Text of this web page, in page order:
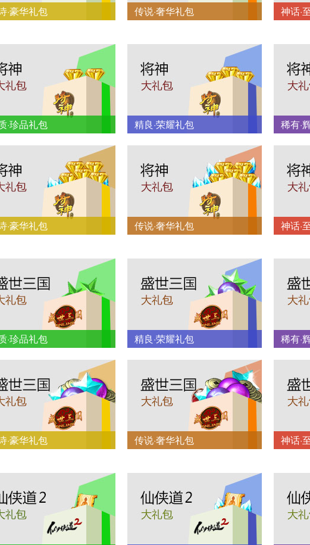
·豪华礼包 传说·奢华礼包 神话·
·珍品礼包 精良·荣耀礼包 稀有·
·豪华礼包 传说·奢华礼包 神话·
·珍品礼包 精良·荣耀礼包 稀有·
·豪华礼包 传说·奢华礼包 神话·